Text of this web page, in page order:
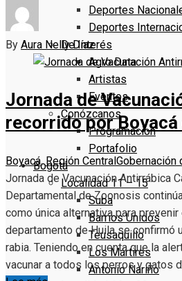
Deportes
Deportes
De Interés
Agro Data
Artistas
Eventos
Conózcanos
Programacion
Portafolio
Bogotá
Localidad 11 – 15
Suba
Barrios Unidos
Teusaquillo
Los Mártires
Antonio Nariño
By Aura Nelly Díaz
Jornada de
recorrido por Boyacá
Boyacá,Región CentralGobernación
Jornada de Vacunación Antirrábica
Departamental de Zoonosis
como única alternativa para
departamento de Huila se confirmó
rabia. Teniendo en cuenta que la
vacunar a todos los perros y gatos